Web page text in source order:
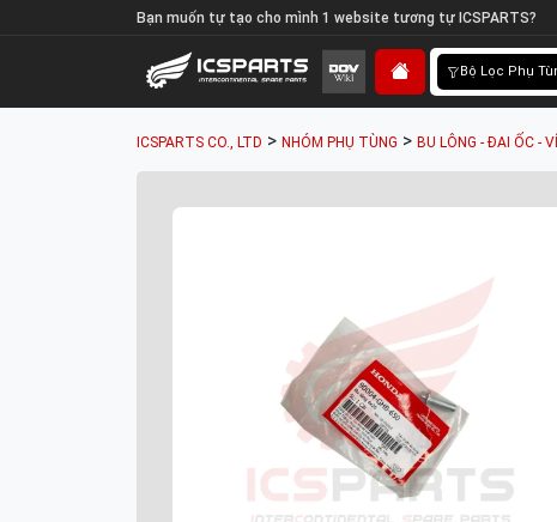
Bạn muốn tự tạo cho mình 1 website tương tự ICSPARTS?
Bộ Lọc Phụ
ICSPARTS CO., LTD > NHÓM PHỤ TÙNG > BU LÔNG - ĐAI ỐC -